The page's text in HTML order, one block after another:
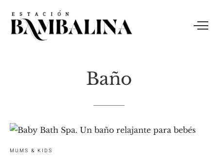
Baño
MUMS & KIDS